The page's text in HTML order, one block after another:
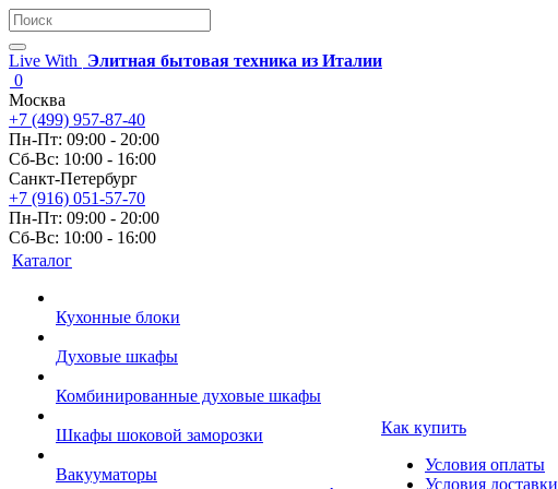
Live With
Элитная бытовая техника из Италии
0
Москва
+7 (499) 957-87-40
Пн-Пт: 09:00 - 20:00
Сб-Вс: 10:00 - 16:00
Санкт-Петербург
+7 (916) 051-57-70
Пн-Пт: 09:00 - 20:00
Сб-Вс: 10:00 - 16:00
Каталог
Кухонные блоки
Духовые шкафы
Комбинированные духовые шкафы
Шкафы шоковой заморозки
Вакууматоры
Как купить
Условия оплаты
Условия доставки